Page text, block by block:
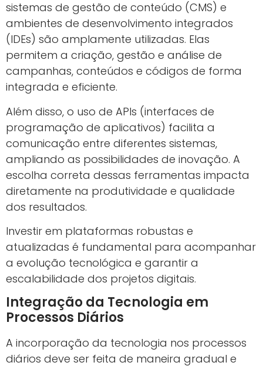
sistemas de gestão de conteúdo (CMS) e
ambientes de desenvolvimento integrados
(IDEs) são amplamente utilizadas. Elas
permitem a criação, gestão e análise de
campanhas, conteúdos e códigos de forma
integrada e eficiente.
Além disso, o uso de APIs (interfaces de
programação de aplicativos) facilita a
comunicação entre diferentes sistemas,
ampliando as possibilidades de inovação. A
escolha correta dessas ferramentas impacta
diretamente na produtividade e qualidade
dos resultados.
Investir em plataformas robustas e
atualizadas é fundamental para acompanhar
a evolução tecnológica e garantir a
escalabilidade dos projetos digitais.
Integração da Tecnologia em
Processos Diários
A incorporação da tecnologia nos processos
diários deve ser feita de maneira gradual e